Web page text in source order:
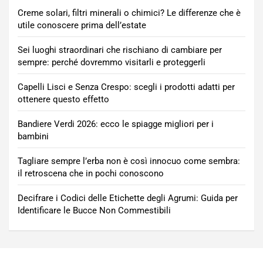
Creme solari, filtri minerali o chimici? Le differenze che è
utile conoscere prima dell’estate
Sei luoghi straordinari che rischiano di cambiare per
sempre: perché dovremmo visitarli e proteggerli
Capelli Lisci e Senza Crespo: scegli i prodotti adatti per
ottenere questo effetto
Bandiere Verdi 2026: ecco le spiagge migliori per i
bambini
Tagliare sempre l’erba non è così innocuo come sembra:
il retroscena che in pochi conoscono
Decifrare i Codici delle Etichette degli Agrumi: Guida per
Identificare le Bucce Non Commestibili